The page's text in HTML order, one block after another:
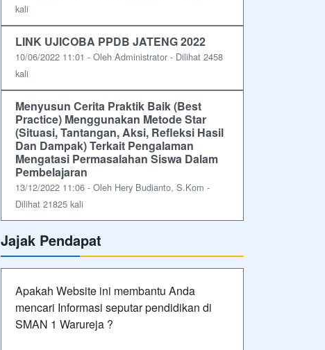
kali
LINK UJICOBA PPDB JATENG 2022
10/06/2022 11:01 - Oleh Administrator - Dilihat 2458
kali
Menyusun Cerita Praktik Baik (Best
Practice) Menggunakan Metode Star
(Situasi, Tantangan, Aksi, Refleksi Hasil
Dan Dampak) Terkait Pengalaman
Mengatasi Permasalahan Siswa Dalam
Pembelajaran
13/12/2022 11:06 - Oleh Hery Budianto, S.Kom -
Dilihat 21825 kali
Jajak Pendapat
Apakah Website ini membantu Anda
mencari Informasi seputar pendidikan di
SMAN 1 Warureja ?